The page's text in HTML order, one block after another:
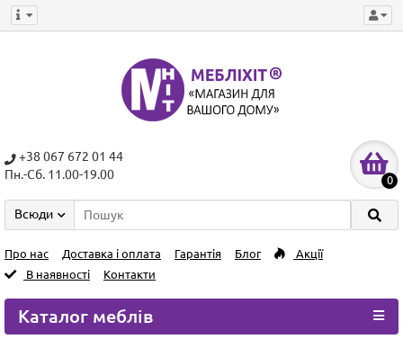
+38 067 672 01 44
Пн.-Сб. 11.00-19.00
0
Всюди
Про нас Доставка і оплата Гарантія Блог
Акції
В наявності
Контакти
Каталог меблів